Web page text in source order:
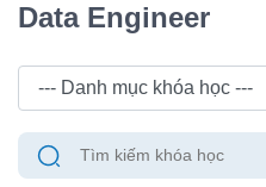
Data Engineer